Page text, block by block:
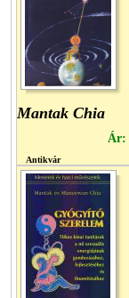
Mantak Chia
Ár:
Antikvár